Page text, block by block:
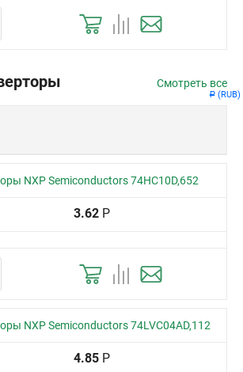
Р (RUB)
Смотреть все
NXP Semiconductors 74HC10D,652
3.62 Р
NXP Semiconductors 74LVC04AD,112
4.85 Р